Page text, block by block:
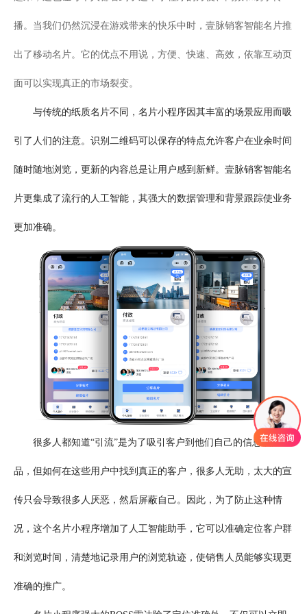
播。当我们仍然沉浸在游戏带来的快乐中时，壹脉销客智能名片推
出了移动名片。它的优点不用说，方便、快速、高效，依靠互动页
面可以实现真正的市场裂变。
与传统的纸质名片不同，名片小程序因其丰富的场景应用而吸
引了人们的注意。识别二维码可以保存的特点允许客户在业余时间
随时随地浏览，更新的内容总是让用户感到新鲜。壹脉销客智能名
片更集成了流行的人工智能，其强大的数据管理和背景跟踪使业务
更加准确。
很多人都知道“引流”是为了吸引客户到他们自己的信息或产
品，但如何在这些用户中找到真正的客户，很多人无助，太大的宣
传只会导致很多人厌恶，然后屏蔽自己。因此，为了防止这种情
况，这个名片小程序增加了人工智能助手，它可以准确定位客户群
和浏览时间，清楚地记录用户的浏览轨迹，使销售人员能够实现更
准确的推广。